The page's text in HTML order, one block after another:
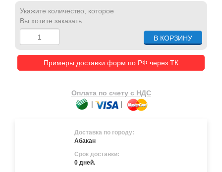
Укажите количество, которое
Вы хотите заказать
Примеры доставки форм по РФ через ТК
Оплата по счету с НДС
|
|
Доставка по городу:
Абакан
Срок доставки:
0 дней.